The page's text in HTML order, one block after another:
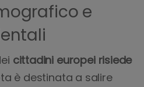
e
cittadini europei risiede
è destinata a salire